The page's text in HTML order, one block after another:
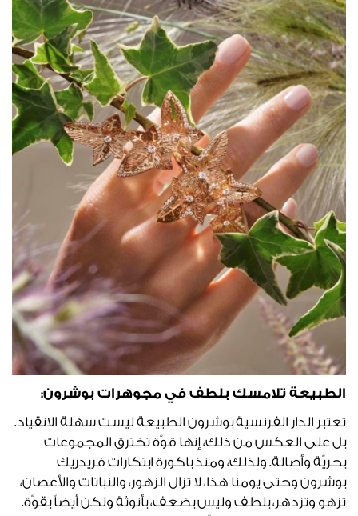
الطبيعة تلامسك بلطف في مجوهرات بوشرون:
تعتبر الدار الفرنسية بوشرون الطبيعة ليست سهلة الانقياد.
بل على العكس من ذلك، إنها قوّة تخترق المجموعات
بحريّة وأصالة. ولذلك، ومنذ باكورة ابتكارات فريدريك
بوشرون وحتى يومنا هذا، لا تزال الزهور، والنباتات والأغصان،
تزهو وتزدهر، بلطف وليس بضعف، بأنوثة ولكن أيضاً بقوّة.